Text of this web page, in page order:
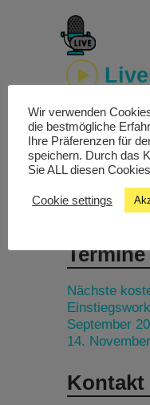
Termine
Nächste
September
14.
Kontakt
Wir verwenden
die bestmögliche
Ihre Präferenzen für
speichern. Durch das
Sie ALL diesen
Cookie settings